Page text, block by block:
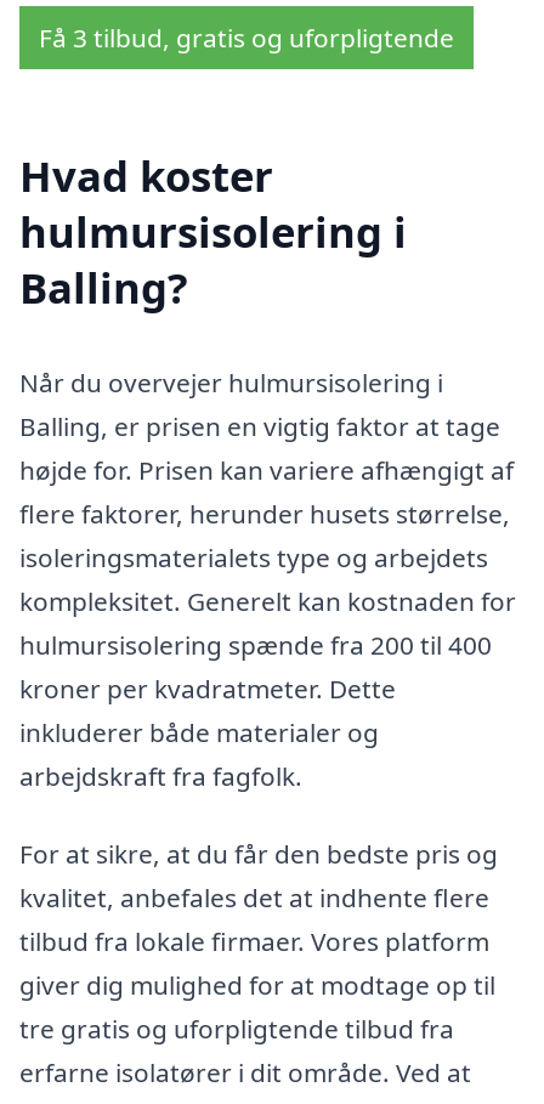
Få 3 tilbud, gratis og uforpligtende
Hvad koster
hulmursisolering i
Balling?
Når du overvejer hulmursisolering i
Balling, er prisen en vigtig faktor at tage
højde for. Prisen kan variere afhængigt af
flere faktorer, herunder husets størrelse,
isoleringsmaterialets type og arbejdets
kompleksitet. Generelt kan kostnaden for
hulmursisolering spænde fra 200 til 400
kroner per kvadratmeter. Dette
inkluderer både materialer og
arbejdskraft fra fagfolk.
For at sikre, at du får den bedste pris og
kvalitet, anbefales det at indhente flere
tilbud fra lokale firmaer. Vores platform
giver dig mulighed for at modtage op til
tre gratis og uforpligtende tilbud fra
erfarne isolatører i dit område. Ved at